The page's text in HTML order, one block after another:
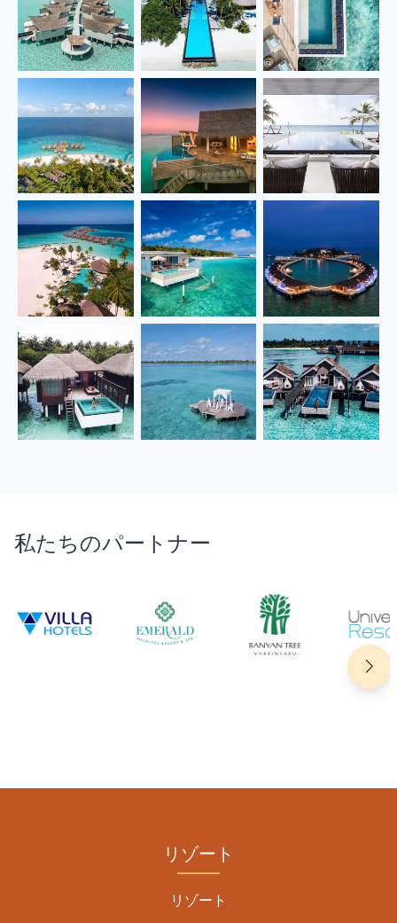
私たちのパートナー
リゾート
リゾート